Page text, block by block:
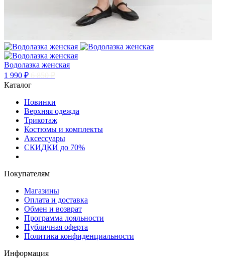
Водолазка женская
1 990 ₽
Каталог
Новинки
Верхняя одежда
Трикотаж
Костюмы и комплекты
Аксессуары
СКИДКИ до 70%
Покупателям
Магазины
Оплата и доставка
Обмен и возврат
Программа лояльности
Публичная оферта
Политика конфиденциальности
Информация